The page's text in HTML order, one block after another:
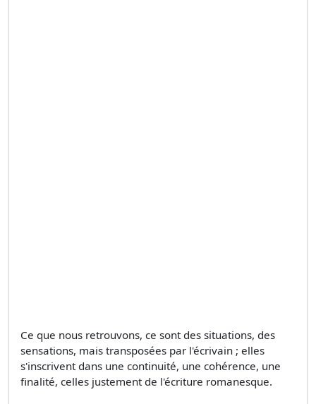
Ce que nous retrouvons, ce sont des situations, des
sensations, mais transposées par l'écrivain ; elles
s'inscrivent dans une continuité, une cohérence, une
finalité, celles justement de l'écriture romanesque.